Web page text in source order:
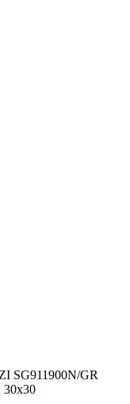
SG911900N/GR
30х30